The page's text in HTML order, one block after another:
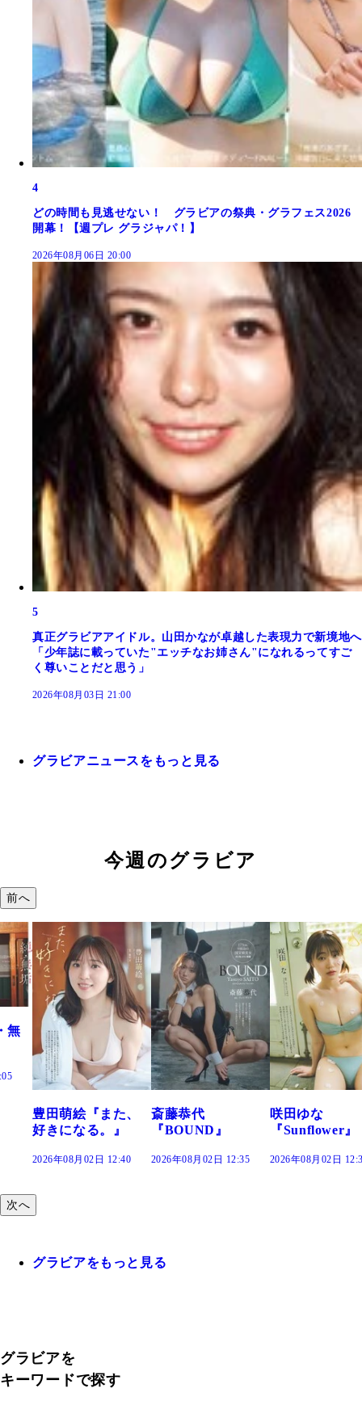
4
どの時間も見逃せない！ グラビアの祭典・グラフェス2026
開幕！【週プレ グラジャパ！】
2026年08月06日 20:00
5
真正グラビアアイドル。山田かなが卓越した表現力で新境地へ
「少年誌に載っていた"エッチなお姉さん"になれるってすご
く尊いことだと思う」
2026年08月03日 21:00
グラビアニュースをもっと見る
今週のグラビア
前へ
斎藤恭代
『BOUND』
2026年08月02日 12:35
咲田ゆな
『Sunflower』
2026年08月02日 12:30
藤水咲桜『
だまり』
2026年08月02日
次へ
グラビアをもっと見る
グラビアを
キーワードで探す